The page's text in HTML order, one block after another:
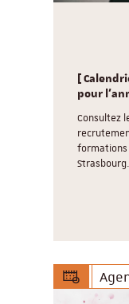
[
pour
Consultez
formations
Strasbourg.